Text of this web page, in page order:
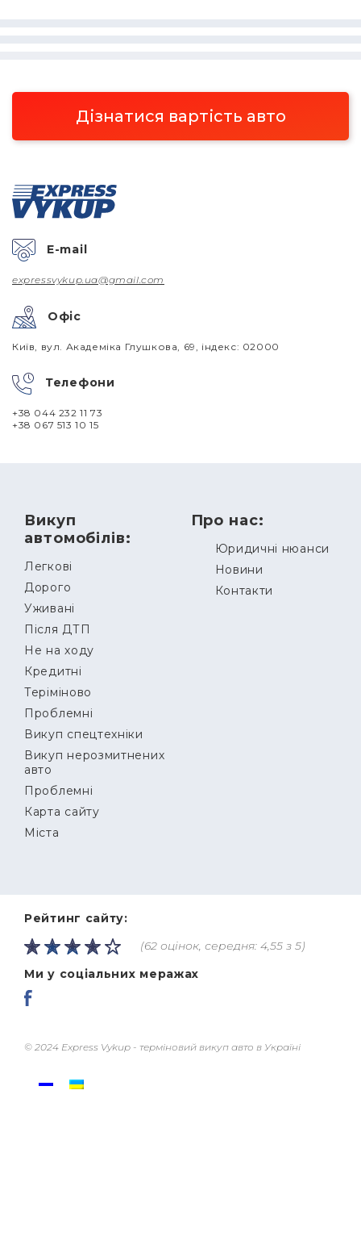
Дізнатися вартість авто
E-mail
expressvykup.ua@gmail.com
Офіс
Київ, вул. Академіка Глушкова, 69, індекс: 02000
Телефони
+38 044 232 11 73
+38 067 513 10 15
Викуп
автомобілів:
Легкові
Дорого
Уживані
Після ДТП
Не на ходу
Кредитні
Теріміново
Проблемні
Викуп спецтехніки
Викуп нерозмитнених
авто
Проблемні
Карта сайту
Міста
Про нас:
Юридичні нюанси
Новини
Контакти
Рейтинг сайту:
(62 оцінок, середня: 4,55 з 5)
Ми у соціальних меражах
© 2024 Express Vykup - терміновий викуп авто в Україні